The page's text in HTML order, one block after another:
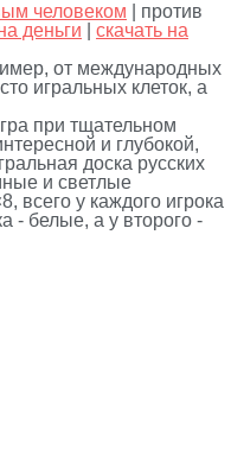
человеком | против
деньги
скачать на
от международных
игральных клеток, а
при тщательном
и глубокой,
доска русских
и светлые
всего у каждого игрока
- белые, а у второго -